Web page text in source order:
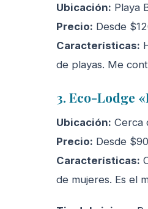
Ubicación: Playa
Precio: Desde
Características:
de playas. Me
3. Eco-Lodge
Ubicación: Cerca
Precio: Desde
Características:
de mujeres. Es el